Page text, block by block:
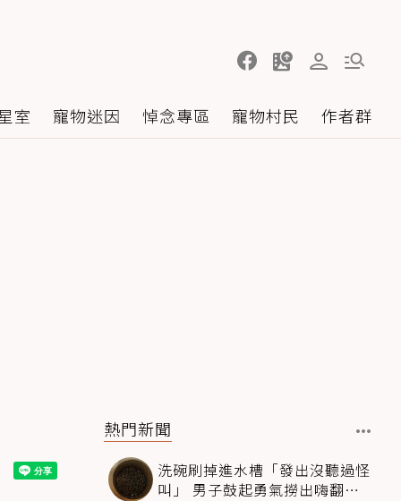
室 寵物迷因 悼念專區 寵物村民 作者群
熱門新聞
洗碗刷掉進水槽「發出沒聽過怪
叫」 男子鼓起勇氣撈出嗨翻：